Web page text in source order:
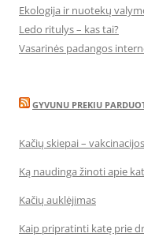
Ekologija ir nuotekų
Ledo ritulys – kas tai?
Vasarinės padangos
GYVUNU PREKIU
Kačių skiepai –
Ką naudinga žinoti apie
Kačių auklėjimas
Kaip pripratinti katę prie